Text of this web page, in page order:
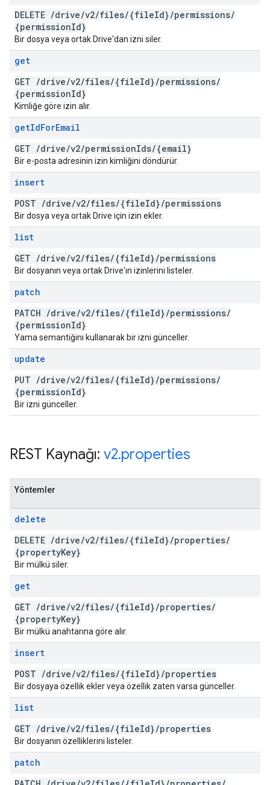
DELETE /drive/v2/files/{fileId}/permissions/
{permissionId}
Bir dosya veya ortak Drive'dan izni siler.
get
GET /drive/v2/files/{fileId}/permissions/
{permissionId}
Kimliğe göre izin alır.
getIdForEmail
GET /drive/v2/permissionIds/{email}
Bir e-posta adresinin izin kimliğini döndürür.
insert
POST /drive/v2/files/{fileId}/permissions
Bir dosya veya ortak Drive için izin ekler.
list
GET /drive/v2/files/{fileId}/permissions
Bir dosyanın veya ortak Drive'ın izinlerini listeler.
patch
PATCH /drive/v2/files/{fileId}/permissions/
{permissionId}
Yama semantiğini kullanarak bir izni günceller.
update
PUT /drive/v2/files/{fileId}/permissions/
{permissionId}
Bir izni günceller.
REST Kaynağı: v2.properties
Yöntemler
delete
DELETE /drive/v2/files/{fileId}/properties/
{propertyKey}
Bir mülkü siler.
get
GET /drive/v2/files/{fileId}/properties/
{propertyKey}
Bir mülkü anahtarına göre alır.
insert
POST /drive/v2/files/{fileId}/properties
Bir dosyaya özellik ekler veya özellik zaten varsa günceller.
list
GET /drive/v2/files/{fileId}/properties
Bir dosyanın özelliklerini listeler.
patch